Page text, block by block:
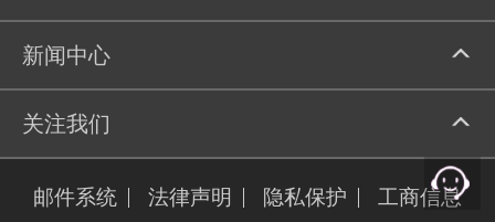
新闻中心
关注我们
邮件系统 法律声明 隐私保护 工商信息